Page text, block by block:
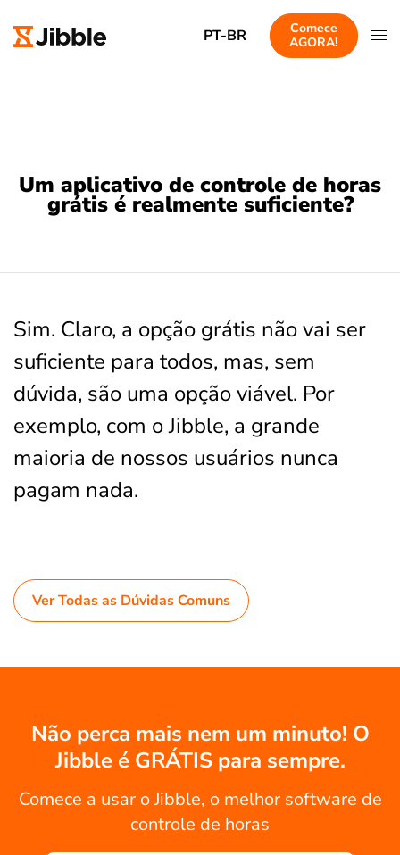
PT-BR
Comece
AGORA!
Um aplicativo de controle de horas
grátis é realmente suficiente?
Sim. Claro, a opção grátis não vai ser
suficiente para todos, mas, sem
dúvida, são uma opção viável. Por
exemplo, com o Jibble, a grande
maioria de nossos usuários nunca
pagam nada.
Ver Todas as Dúvidas Comuns
Não perca mais nem um minuto! O
Jibble é GRÁTIS para sempre.
Comece a usar o Jibble, o melhor software de
controle de horas